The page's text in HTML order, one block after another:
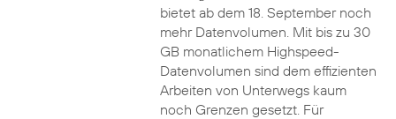
bietet ab dem 18. September noch
mehr Datenvolumen. Mit bis zu 30
GB monatlichem Highspeed-
Datenvolumen sind dem effizienten
Arbeiten von Unterwegs kaum
noch Grenzen gesetzt. Für